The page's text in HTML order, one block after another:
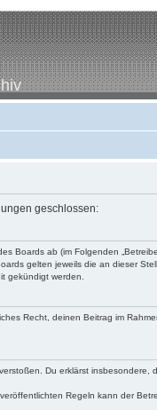
geschlossen:
Boards ab (im Folgenden
gelten jeweils die an dieser
gekündigt werden.
Recht, deinen Beitrag im
Du erklärst
Regeln kann der